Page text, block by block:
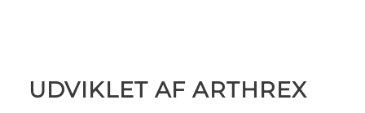
UDVIKLET AF ARTHREX